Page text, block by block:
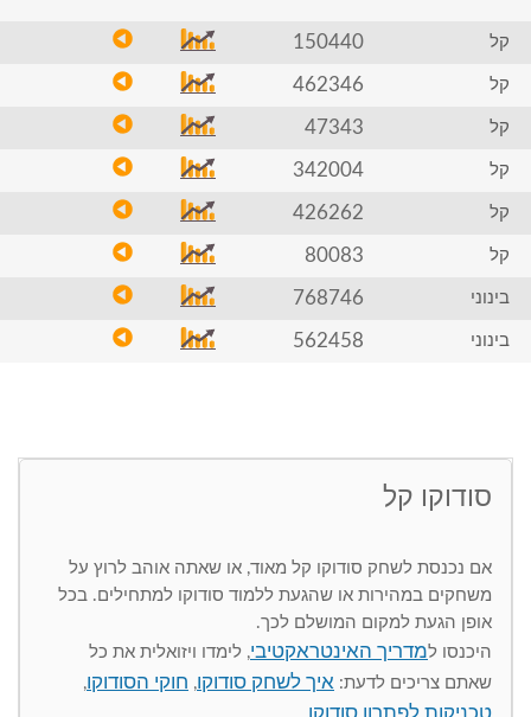
קל 150440
קל 462346
קל 47343
קל 342004
קל 426262
קל 80083
בינוני 768746
בינוני 562458
סודוקו קל
אם נכנסת לשחק סודוקו קל מאוד, או שאתה אוהב לרוץ על
משחקים במהירות או שהגעת ללמוד סודוקו למתחילים. בכל
אופן הגעת למקום המושלם לכך.
היכנסו למדריך האינטראקטיבי, לימדו ויזואלית את כל
שאתם צריכים לדעת: איך לשחק סודוקו , חוקי הסודוקו
טכניקות לפתרון סודוקו